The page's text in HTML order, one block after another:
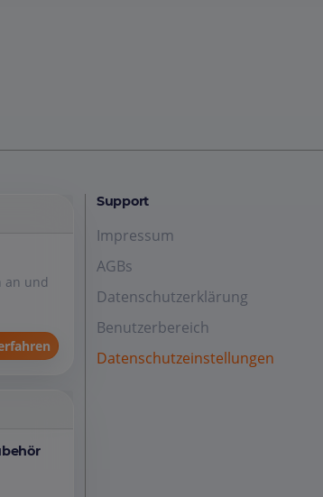
an und
Support
Impressum
AGBs
Datenschutzerklärung
Benutzerbereich
Datenschutzeinstellungen